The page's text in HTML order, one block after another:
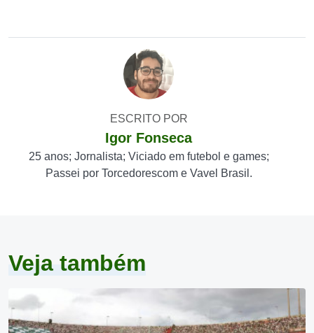
ESCRITO POR
Igor Fonseca
25 anos; Jornalista; Viciado em futebol e games;
Passei por Torcedorescom e Vavel Brasil.
Veja também